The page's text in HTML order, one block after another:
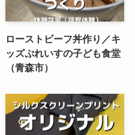
ローストビーフ丼作り／キ
ッズぷれいすの子ども食堂
（青森市）